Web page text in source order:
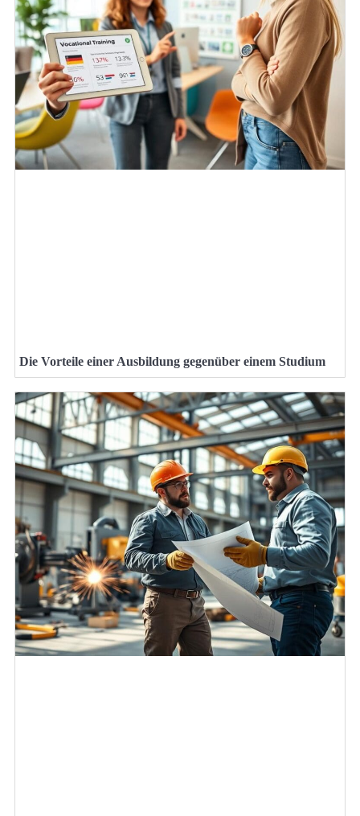
Die Vorteile einer Ausbildung gegenüber einem Studium